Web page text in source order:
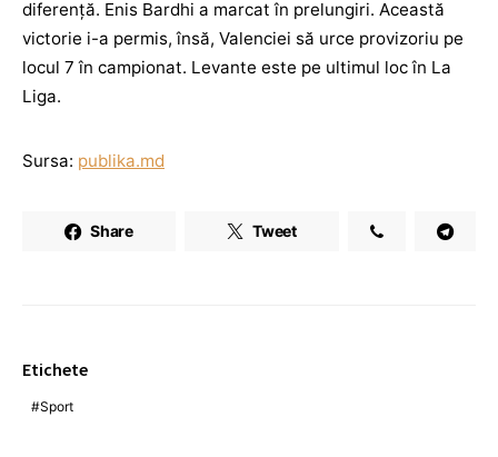
diferență. Enis Bardhi a marcat în prelungiri. Această
victorie i-a permis, însă, Valenciei să urce provizoriu pe
locul 7 în campionat. Levante este pe ultimul loc în La
Liga.
Sursa: publika.md
Share Tweet
Etichete
Sport